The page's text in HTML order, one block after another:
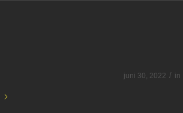
juni 30, 2022 / in